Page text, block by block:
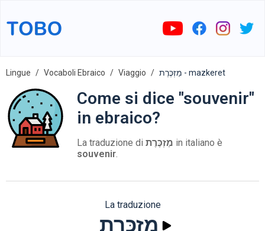
Lingue Vocaboli Ebraico Viaggio מַזְכֶּרֶת - mazkeret
Come si dice "souvenir"
in ebraico?
La traduzione di מַזְכֶּרֶת in italiano è
souvenir.
La traduzione
מַזְכֶּרֶת